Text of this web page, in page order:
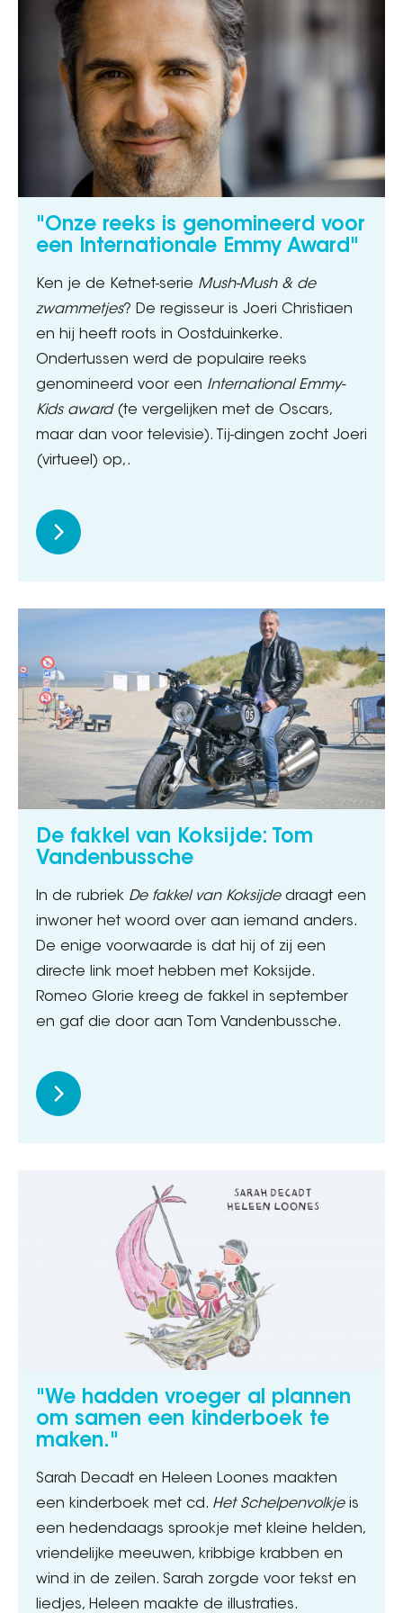
"Onze reeks is genomineerd voor
een Internationale Emmy Award"
Ken je de Ketnet-serie Mush-Mush & de
zwammetjes? De regisseur is Joeri Christiaen
en hij heeft roots in Oostduinkerke.
Ondertussen werd de populaire reeks
genomineerd voor een International Emmy-
Kids award(te vergelijken met de Oscars,
maar dan voor televisie). Tij-dingen zocht Joeri
(virtueel) op,.
De fakkel van Koksijde: Tom
Vandenbussche
In de rubriek De fakkel van Koksijdedraagt een
inwoner het woord over aan iemand anders.
De enige voorwaarde is dat hij of zij een
directe link moet hebben met Koksijde.
Romeo Glorie kreeg de fakkel in september
en gaf die door aan Tom Vandenbussche.
"We hadden vroeger al plannen
om samen een kinderboek te
maken."
Sarah Decadt en Heleen Loones maakten
een kinderboek met cd. Het Schelpenvolkjeis
een hedendaags sprookje met kleine helden,
vriendelijke meeuwen, kribbige krabben en
wind in de zeilen. Sarah zorgde voor tekst en
liedjes, Heleen maakte de illustraties.